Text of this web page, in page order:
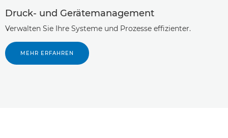
Druck- und Gerätemanagement
Verwalten Sie Ihre Systeme und Prozesse effizienter.
MEHR ERFAHREN